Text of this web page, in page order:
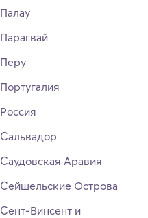
Палау
Парагвай
Перу
Португалия
Россия
Сальвадор
Саудовская Аравия
Сейшельские Острова
Сент-Винсент и